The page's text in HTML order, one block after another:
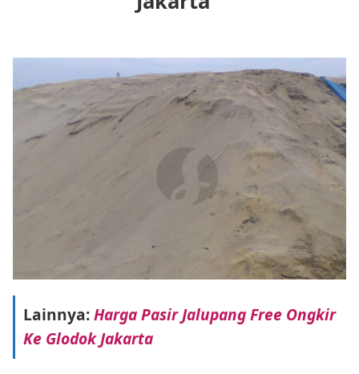
Lainnya:Harga Pasir Jalupang Free Ongkir
Ke Glodok Jakarta